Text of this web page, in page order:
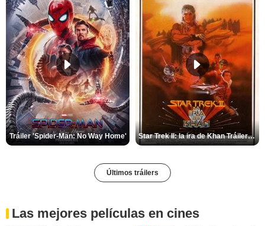
Tráiler 'Spider-Man: No Way Home' Star Trek II: la ira de Khan Tráiler VO
Últimos tráilers
Las mejores películas en cines